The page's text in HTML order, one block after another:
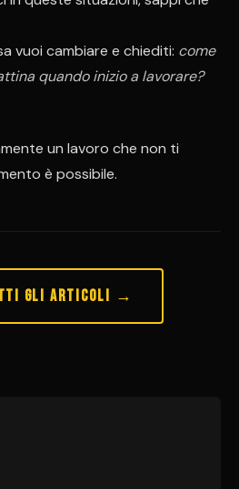
vuoi cambiare e chiediti: come
quando inizio a lavorare?
un lavoro che non ti
è possibile.
gli articoli →